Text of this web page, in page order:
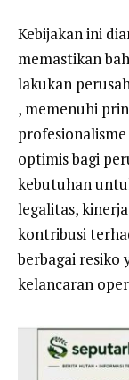
Kebijakan ini
memastikan
lakukan
, memenuhi
optimis bagi
kebutuhan
legalitas,
kontribusi
berbagai resiko
kelancaran